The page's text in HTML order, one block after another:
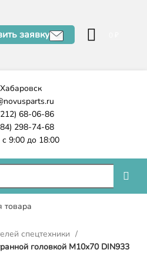
заявку
Хабаровск
68-06-86
298-74-68
9:00 до 18:00
спецтехники
головкой M10x70 DIN933